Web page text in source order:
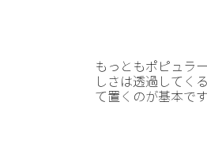
もっともポピュラ
しさは透過してく
て置くのが基本です